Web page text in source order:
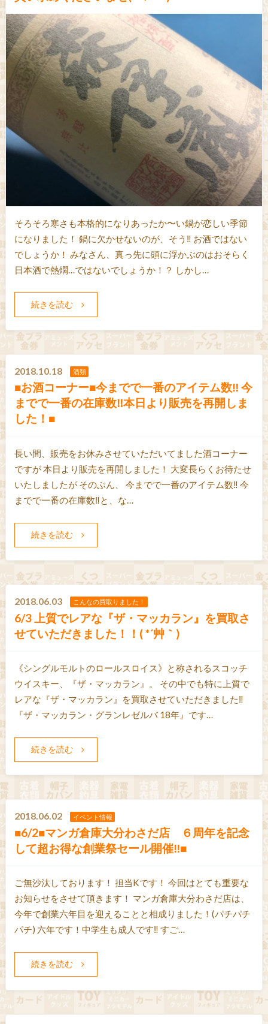
そろそろ寒さも本格的になりあったか〜い鍋が恋しい季節
になりました！ 鍋に欠かせないのが、そう‼ お酒ではない
でしょうか！ みなさん、真っ先に頭に浮かぶのはおそらく
日本酒で熱燗…ではないでしょうか！？ しかし…
続きを読む
2018.10.18 酒類
■お酒コーナー■今までで一番のアイテム数‼ 今
までで一番の在庫数‼本日より販売を再開しま
した！■
長い間、販売をお休みさせていただいてました酒コーナー
ですが 本日より販売を再開しました！ 大変長らくお待たせ
いたしましたが そのぶん、 今までで一番のアイテム数‼ 今
までで一番の在庫数‼と、な…
続きを読む
2018.06.03 こんなの買取りました！
6/3 上質でレアな『ザ・マッカラン』を買取さ
せていただきました！！( *´艸｀)
《シングルモルトのロールスロイス》と称されるスコッチ
ウイスキー、『ザ・マッカラン』。 その中でも特に上質で
レアな『ザ・マッカラン』を買取させていただきました‼
『ザ・マッカラン・グランレゼルバ 18年』です…
続きを読む
2018.06.02 イベント情報
■6/2■マンガ倉庫大分わさだ店 ６周年を記念
して超お得な創業祭セール開催‼■
ご無沙汰しております！ 担当Kです！ 今回はとても重要な
お知らせをさせて頂きます！ マンガ倉庫大分わさだ店は、
今年で創業六年目を迎えることと相成りました！(パチパチ
パチ) 六年です！中学生も成人です‼ すご…
続きを読む